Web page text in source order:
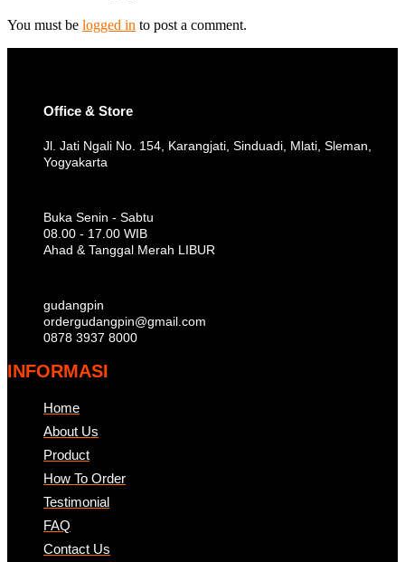
You must be logged in to post a comment.
Office & Store
Jl. Jati Ngali No. 154, Karangjati, Sinduadi, Mlati, Sleman,
Yogyakarta
Buka Senin - Sabtu
08.00 - 17.00 WIB
Ahad & Tanggal Merah LIBUR
gudangpin
ordergudangpin@gmail.com
0878 3937 8000
INFORMASI
Home
About Us
Product
How To Order
Testimonial
FAQ
Contact Us